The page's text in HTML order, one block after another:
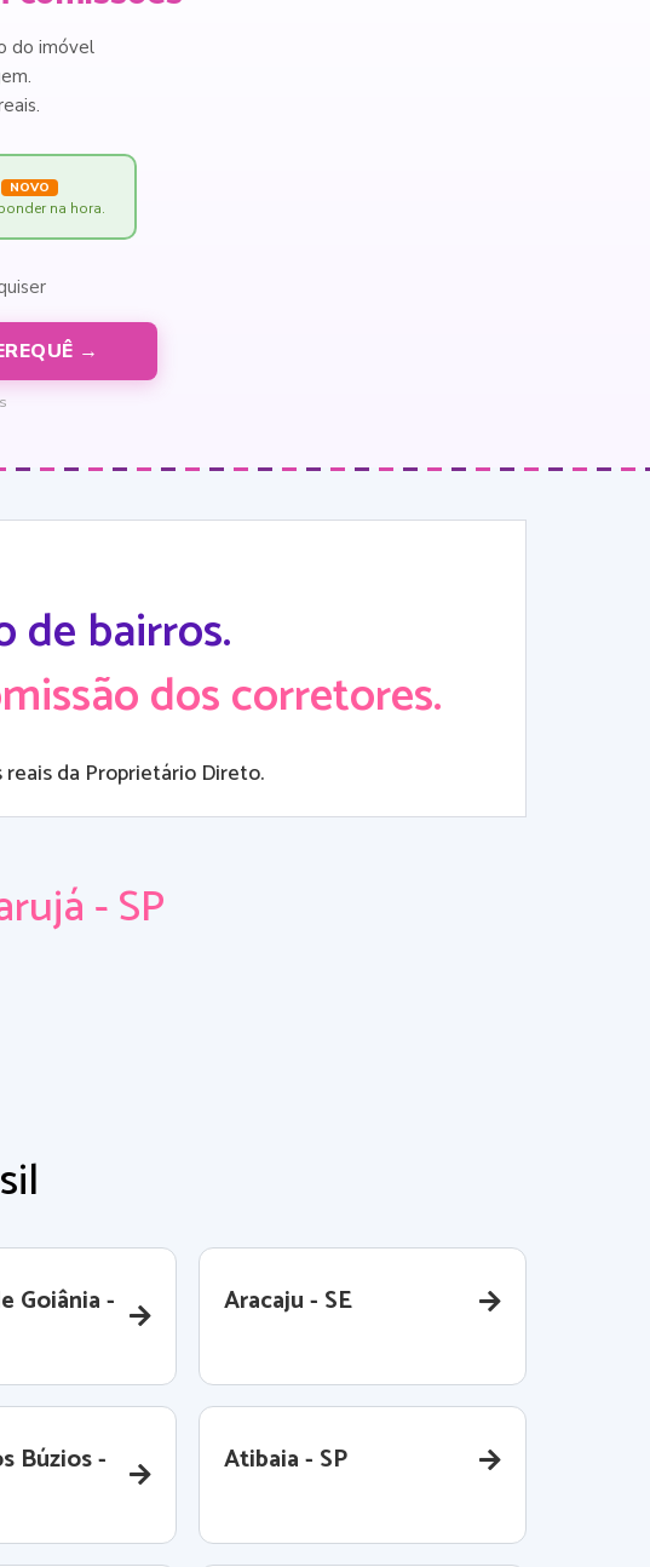
do imóvel
NOVO
na hora.
→
de bairros.
dos corretores.
da Proprietário Direto.
- SP
Goiânia - Aracaju - SE
Búzios - Atibaia - SP